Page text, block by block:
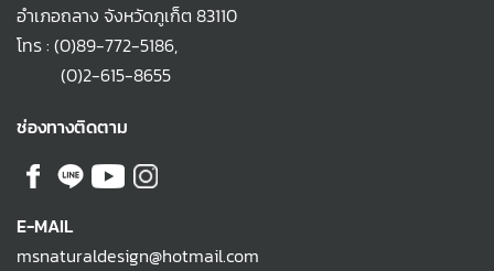
อำเภอถลาง จังหวัดภูเก็ต 83110
โทร : (0)89-772-5186,
(0)2-615-8655
ช่องทางติดตาม
E-MAIL
msnaturaldesign@hotmail.com